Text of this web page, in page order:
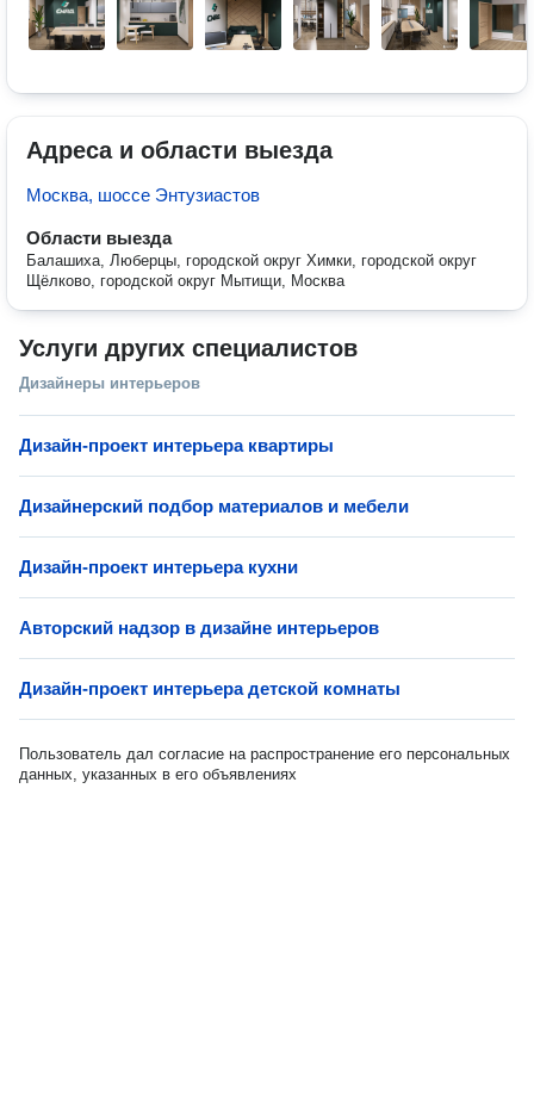
Адреса и области выезда
Москва, шоссе Энтузиастов
Области выезда
Балашиха, Люберцы, городской округ Химки, городской округ
Щёлково, городской округ Мытищи, Москва
Услуги других специалистов
Дизайнеры интерьеров
Дизайн-проект интерьера квартиры
Дизайнерский подбор материалов и мебели
Дизайн-проект интерьера кухни
Авторский надзор в дизайне интерьеров
Дизайн-проект интерьера детской комнаты
Пользователь дал согласие на распространение его персональных
данных, указанных в его объявлениях